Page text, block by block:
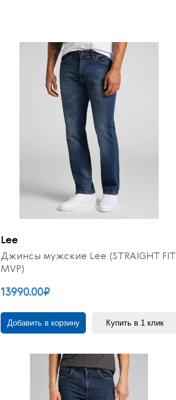
Lee
Джинсы мужские Lee (STRAIGHT FIT
MVP)
13990.00₽
Добавить в корзину Купить в 1 клик